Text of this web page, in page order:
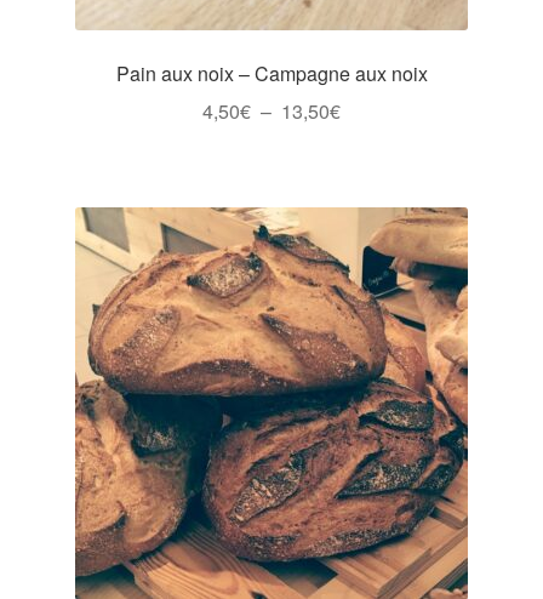
produit
Pain aux noix – Campagne aux noix
4,50€ – 13,50€Plage
13,50€
a
plusieurs
variations.
Les
options
peuvent
être
choisies
sur
la
page
du
produit